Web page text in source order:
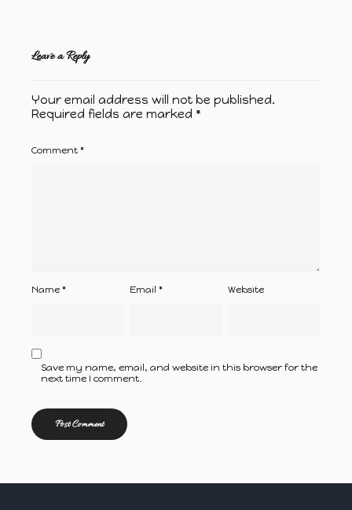
Leave a Reply
Your email address will not be published.
Required fields are marked *
Comment *
Name * Email* Website
Save my name, email, and website in this browser for the
next time I comment.